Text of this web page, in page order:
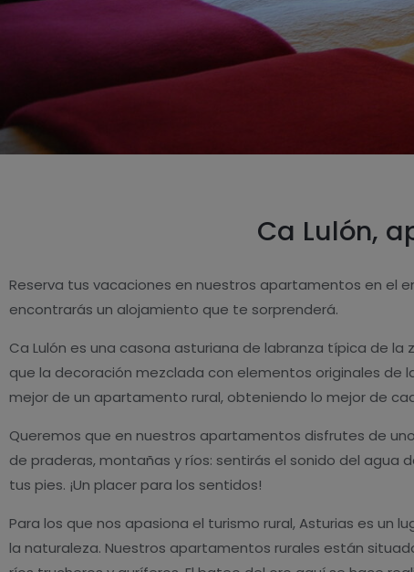
Ca Lulón,
Reserva tus vacaciones en nuestros apartamentos en el
encontrarás un alojamiento que te sorprenderá.
Ca Lulón es una casona asturiana de labranza típica de
que la decoración mezclada con elementos originales de
mejor de un apartamento rural, obteniendo lo mejor de
Queremos que en nuestros apartamentos disfrutes de
de praderas, montañas y ríos: sentirás el sonido del
tus pies. ¡Un placer para los sentidos!
Para los que nos apasiona el turismo rural, Asturias es un
la naturaleza. Nuestros apartamentos rurales están